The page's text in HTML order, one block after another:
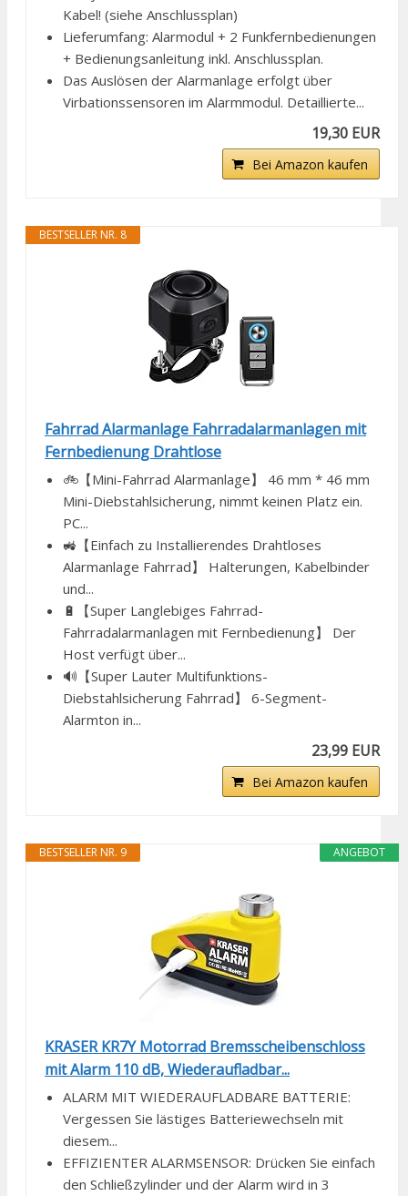
Kabel! (siehe Anschlussplan)
Lieferumfang: Alarmodul + 2 Funkfernbedienungen
+ Bedienungsanleitung inkl. Anschlussplan.
Das Auslösen der Alarmanlage erfolgt über
Virbationssensoren im Alarmmodul. Detaillierte...
19,30 EUR
Bei Amazon kaufen
BESTSELLER NR. 8
Fahrrad Alarmanlage Fahrradalarmanlagen mit
Fernbedienung Drahtlose
🚲【Mini-Fahrrad Alarmanlage】 46 mm * 46 mm
Mini-Diebstahlsicherung, nimmt keinen Platz ein.
PC...
🚜【Einfach zu Installierendes Drahtloses
Alarmanlage Fahrrad】 Halterungen, Kabelbinder
und...
🔋【Super Langlebiges Fahrrad-
Fahrradalarmanlagen mit Fernbedienung】 Der
Host verfügt über...
🔊【Super Lauter Multifunktions-
Diebstahlsicherung Fahrrad】 6-Segment-
Alarmton in...
23,99 EUR
Bei Amazon kaufen
ANGEBOT
BESTSELLER NR. 9
KRASER KR7Y Motorrad Bremsscheibenschloss
mit Alarm 110 dB, Wiederaufladbar...
ALARM MIT WIEDERAUFLADBARE BATTERIE:
Vergessen Sie lästiges Batteriewechseln mit
diesem...
EFFIZIENTER ALARMSENSOR: Drücken Sie einfach
den Schließzylinder und der Alarm wird in 3